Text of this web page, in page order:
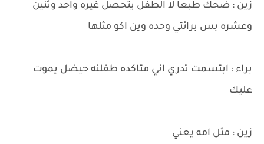
زين : ضحك طبعا لا الطفل يتحصل غيره واحد وثنين
وعشره بس برائتي وحده وين اكو مثلها
براء : ابتسمت تدري اني متاكده طفلنه حيضل يموت
عليك
زين : مثل امه يعني